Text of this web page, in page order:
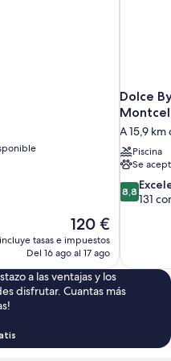
El
precio
actual
de
120 €
120 €
incluye tasas e impuestos
Del 16 ago al 17 ago
Dolce
Montcel
A 15,9
Piscina
Se
8.8
sobre
8,8
131
a las ventajas y los
disfrutar. Cuantas más